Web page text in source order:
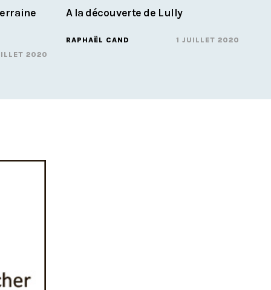
2020
A la découverte de Lully
RAPHAËL CAND 1 JUILLET 2020